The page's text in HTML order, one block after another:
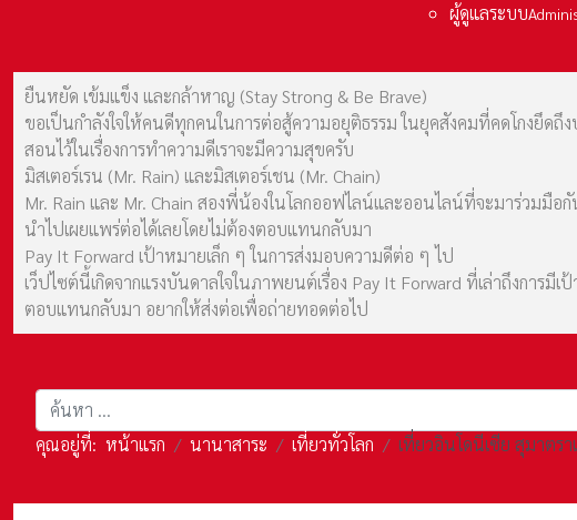
ผู้ดูแลระบบ
ยืนหยัด เข้มแข็ง และกล้าหาญ (Stay Strong & Be Brave)
ขอเป็นกำลังใจให้คนดีทุกคนในการต่อสู้ความอยุติธรรม ในยุคสังคมที่คดโกงยึ
สอนไว้ในเรื่องการทำความดีเราจะมีความสุขครับ
มิสเตอร์เรน (Mr. Rain) และมิสเตอร์เชน (Mr. Chain)
Mr. Rain และ Mr. Chain สองพี่น้องในโลกออฟไลน์และออนไลน์ที่จะมาร่วมมือ
นำไปเผยแพร่ต่อได้เลยโดยไม่ต้องตอบแทนกลับมา
Pay It Forward เป้าหมายเล็ก ๆ ในการส่งมอบความดีต่อ ๆ ไป
เว็ปไซต์นี้เกิดจากแรงบันดาลใจในภาพยนต์เรื่อง Pay It Forward ที่เล่าถึงการ
ตอบแทนกลับมา อยากให้ส่งต่อเพื่อถ่ายทอดต่อไป
การค้นหา
คุณอยู่ที่: หน้าแรก นานาสาระ เที่ยวทั่วโลก เที่ยวอินโดนีเซีย สุมาตร